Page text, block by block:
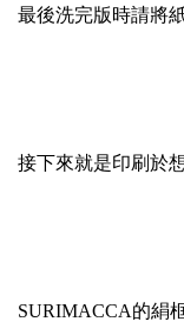
最後洗完版時請將
接下來就是印刷於
SURIMACCA的絹